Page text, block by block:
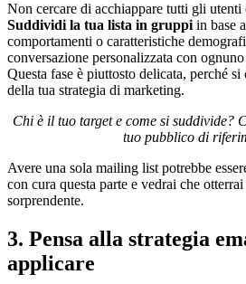
Non cercare di acchiappare tutti gli utenti
Suddividi la tua lista in gruppi in base
comportamenti o caratteristiche
conversazione personalizzata con
Questa fase è piuttosto delicata, perché
della tua strategia di marketing.
Chi è il tuo target e come si suddivide?
tuo pubblico di
Avere una sola mailing list potrebbe
con cura questa parte e vedrai che
sorprendente.
3. Pensa alla strategia
applicare